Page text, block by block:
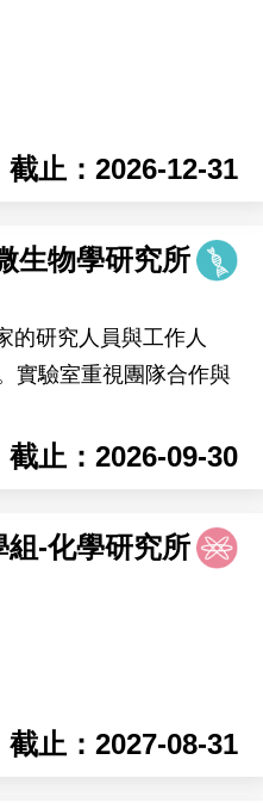
截止：2026-12-31
生物學研究所
的研究人員與工作人
實驗室重視團隊合作與
含大豆等植物為研究材
applications for a
researchers and
in cell biology,
research.
截止：2026-09-30
組-化學研究所
截止：2027-08-31